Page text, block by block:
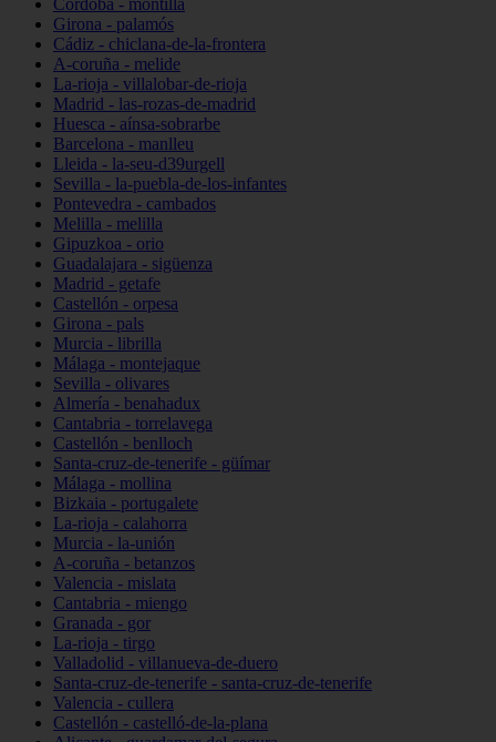
Córdoba - montilla
Girona - palamós
Cádiz - chiclana-de-la-frontera
A-coruña - melide
La-rioja - villalobar-de-rioja
Madrid - las-rozas-de-madrid
Huesca - aínsa-sobrarbe
Barcelona - manlleu
Lleida - la-seu-d39urgell
Sevilla - la-puebla-de-los-infantes
Pontevedra - cambados
Melilla - melilla
Gipuzkoa - orio
Guadalajara - sigüenza
Madrid - getafe
Castellón - orpesa
Girona - pals
Murcia - librilla
Málaga - montejaque
Sevilla - olivares
Almería - benahadux
Cantabria - torrelavega
Castellón - benlloch
Santa-cruz-de-tenerife - güímar
Málaga - mollina
Bizkaia - portugalete
La-rioja - calahorra
Murcia - la-unión
A-coruña - betanzos
Valencia - mislata
Cantabria - miengo
Granada - gor
La-rioja - tirgo
Valladolid - villanueva-de-duero
Santa-cruz-de-tenerife - santa-cruz-de-tenerife
Valencia - cullera
Castellón - castelló-de-la-plana